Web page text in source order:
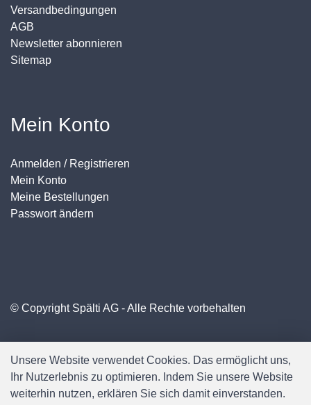
Versandbedingungen
AGB
Newsletter abonnieren
Sitemap
Mein Konto
Anmelden / Registrieren
Mein Konto
Meine Bestellungen
Passwort ändern
© Copyright Spälti AG - Alle Rechte vorbehalten
Unsere Website verwendet Cookies. Das ermöglicht uns,
Ihr Nutzerlebnis zu optimieren. Indem Sie unsere Website
weiterhin nutzen, erklären Sie sich damit einverstanden.